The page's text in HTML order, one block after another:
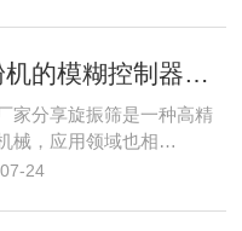
糊控制器的精度和跟踪性能,就对语言变量获取更多的语言值
家分享旋振筛是一种高精
械，应用领域也相…
24